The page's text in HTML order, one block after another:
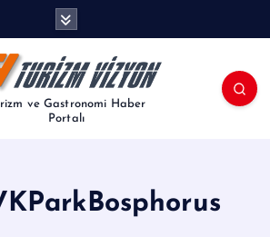
ve Gastronomi Haber
Portalı